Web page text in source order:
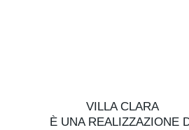
VILLA CLARA
È UNA REALIZZAZIONE